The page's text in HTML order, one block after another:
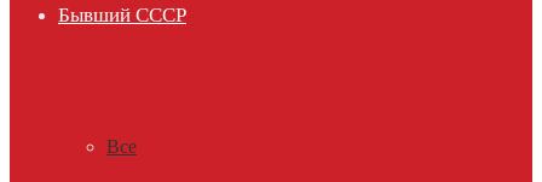
Бывший СССР
Все